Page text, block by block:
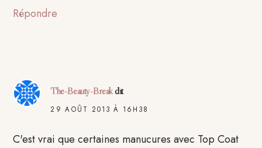
Répondre
The-Beauty-Breakdit
29 AOÛT 2013 À 16H38
C'est vrai que certaines manucures avec Top Coat